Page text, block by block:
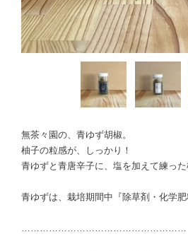
無茶々園の、青ゆず胡椒。
柚子の粒感が、しっかり！
青ゆずと青唐辛子に、塩を加えて練った
青ゆずは、栽培期間中『除草剤・化学肥
………………………………………………